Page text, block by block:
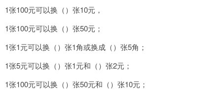
1张100元可以换（）张10元，
1张100元可以换（）张50元；
1张1元可以换（）张1角或换成（）张5角；
1张5元可以换（）张1元和（）张2元；
1张100元可以换（）张50元和（）张10元；